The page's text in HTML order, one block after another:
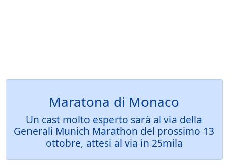
Maratona di Monaco
Un cast molto esperto sarà al via della
Generali Munich Marathon del prossimo 13
ottobre, attesi al via in 25mila